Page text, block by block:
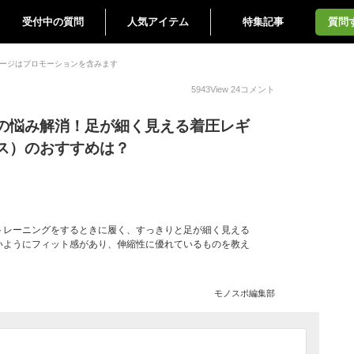
受付中の質問 人気アイテム 特集記事 質問
ジはプロモーションを含みます
5943View 24コメント
悩み解消！足が細く見える着圧レギ
）のおすすめは？
ーニングをするときに履く、すっきりと足が細く見える
うにフィット感があり、伸縮性に優れているものを教え
モノスポ編集部